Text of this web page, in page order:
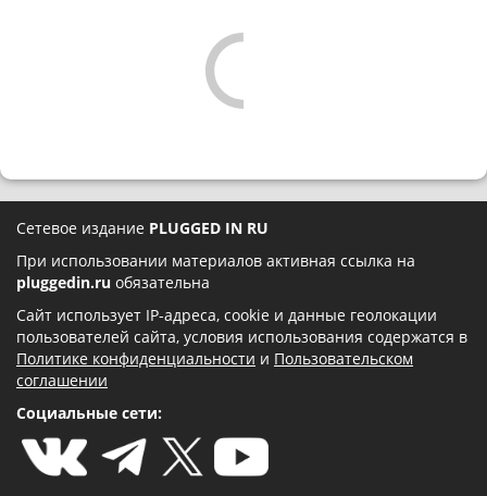
Сетевое издание PLUGGED IN RU
При использовании материалов активная ссылка на
pluggedin.ru обязательна
Сайт использует IP-адреса, cookie и данные геолокации
пользователей сайта, условия использования содержатся в
Политике конфиденциальности и Пользовательском
соглашении
Социальные сети: